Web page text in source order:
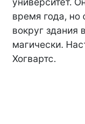
время года, но
вокруг здания
магически.
Хогвартс.